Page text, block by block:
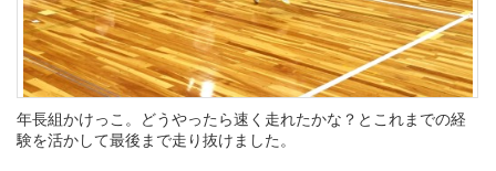
年長組かけっこ。どうやったら速く走れたかな？とこれまでの経
験を活かして最後まで走り抜けました。